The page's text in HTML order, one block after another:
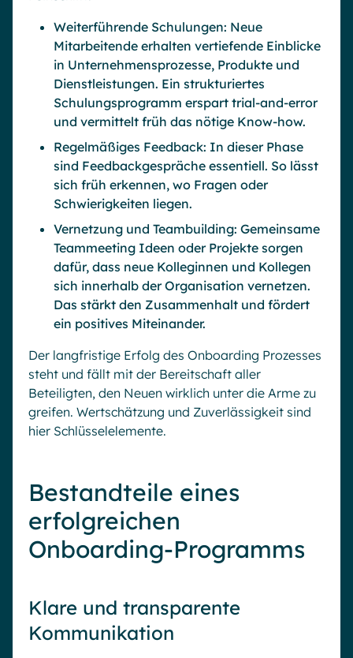
Weiterführende Schulungen: Neue
Mitarbeitende erhalten vertiefende Einblicke
in Unternehmensprozesse, Produkte und
Dienstleistungen. Ein strukturiertes
Schulungsprogramm erspart trial-and-error
und vermittelt früh das nötige Know-how.
Regelmäßiges Feedback: In dieser Phase
sind Feedbackgespräche essentiell. So lässt
sich früh erkennen, wo Fragen oder
Schwierigkeiten liegen.
Vernetzung und Teambuilding: Gemeinsame
Teammeeting Ideen oder Projekte sorgen
dafür, dass neue Kolleginnen und Kollegen
sich innerhalb der Organisation vernetzen.
Das stärkt den Zusammenhalt und fördert
ein positives Miteinander.
Der langfristige Erfolg des Onboarding Prozesses
steht und fällt mit der Bereitschaft aller
Beteiligten, den Neuen wirklich unter die Arme zu
greifen. Wertschätzung und Zuverlässigkeit sind
hier Schlüsselelemente.
Bestandteile eines
erfolgreichen
Onboarding-Programms
Klare und transparente
Kommunikation